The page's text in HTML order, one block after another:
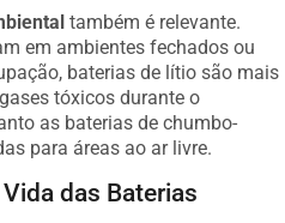
também é relevante.
em ambientes fechados ou
baterias de lítio são mais
tóxicos durante o
as baterias de chumbo-
para áreas ao ar livre.
das Baterias